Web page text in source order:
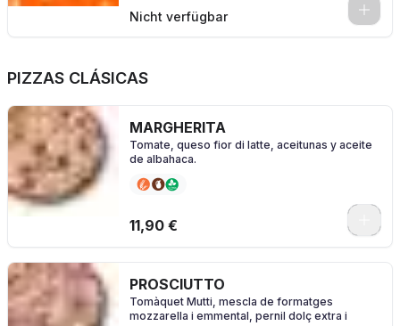
Nicht verfügbar 0
PIZZAS CLÁSICAS
MARGHERITA
Tomate, queso fior di latte, aceitunas y aceite
de albahaca.
11,90 €
PROSCIUTTO
Tomàquet Mutti, mescla de formatges
mozzarella i emmental, pernil dolç extra i